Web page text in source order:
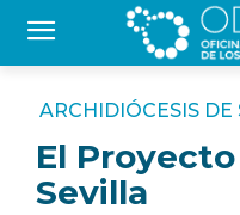
ARCHIDIÓCESIS DE
El
Sevilla